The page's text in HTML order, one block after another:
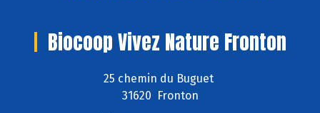
Biocoop Vivez Nature Fronton
25 chemin du Buguet
31620 Fronton